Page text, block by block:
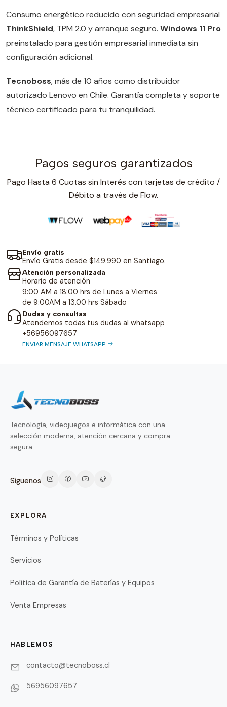
Consumo energético reducido con seguridad empresarial
ThinkShield, TPM 2.0 y arranque seguro. Windows 11 Pro
preinstalado para gestión empresarial inmediata sin
configuración adicional.
Tecnoboss, más de 10 años como distribuidor
autorizado Lenovo en Chile. Garantía completa y soporte
técnico certificado para tu tranquilidad.
Pagos seguros garantizados
Pago Hasta 6 Cuotas sin Interés con tarjetas de crédito /
Débito a través de Flow.
Envío gratis
Envío Gratis desde $149.990 en Santiago.
Atención personalizada
Horario de atención
9:00 AM a 18:00 hrs de Lunes a Viernes
de 9:00AM a 13.00 hrs Sábado
Dudas y consultas
Atendemos todas tus dudas al whatsapp
+56956097657
ENVIAR MENSAJE WHATSAPP
Tecnología, videojuegos e informática con una
selección moderna, atención cercana y compra
segura.
Síguenos
EXPLORA
Términos y Políticas
Servicios
Política de Garantía de Baterías y Equipos
Venta Empresas
HABLEMOS
contacto@tecnoboss.cl
56956097657